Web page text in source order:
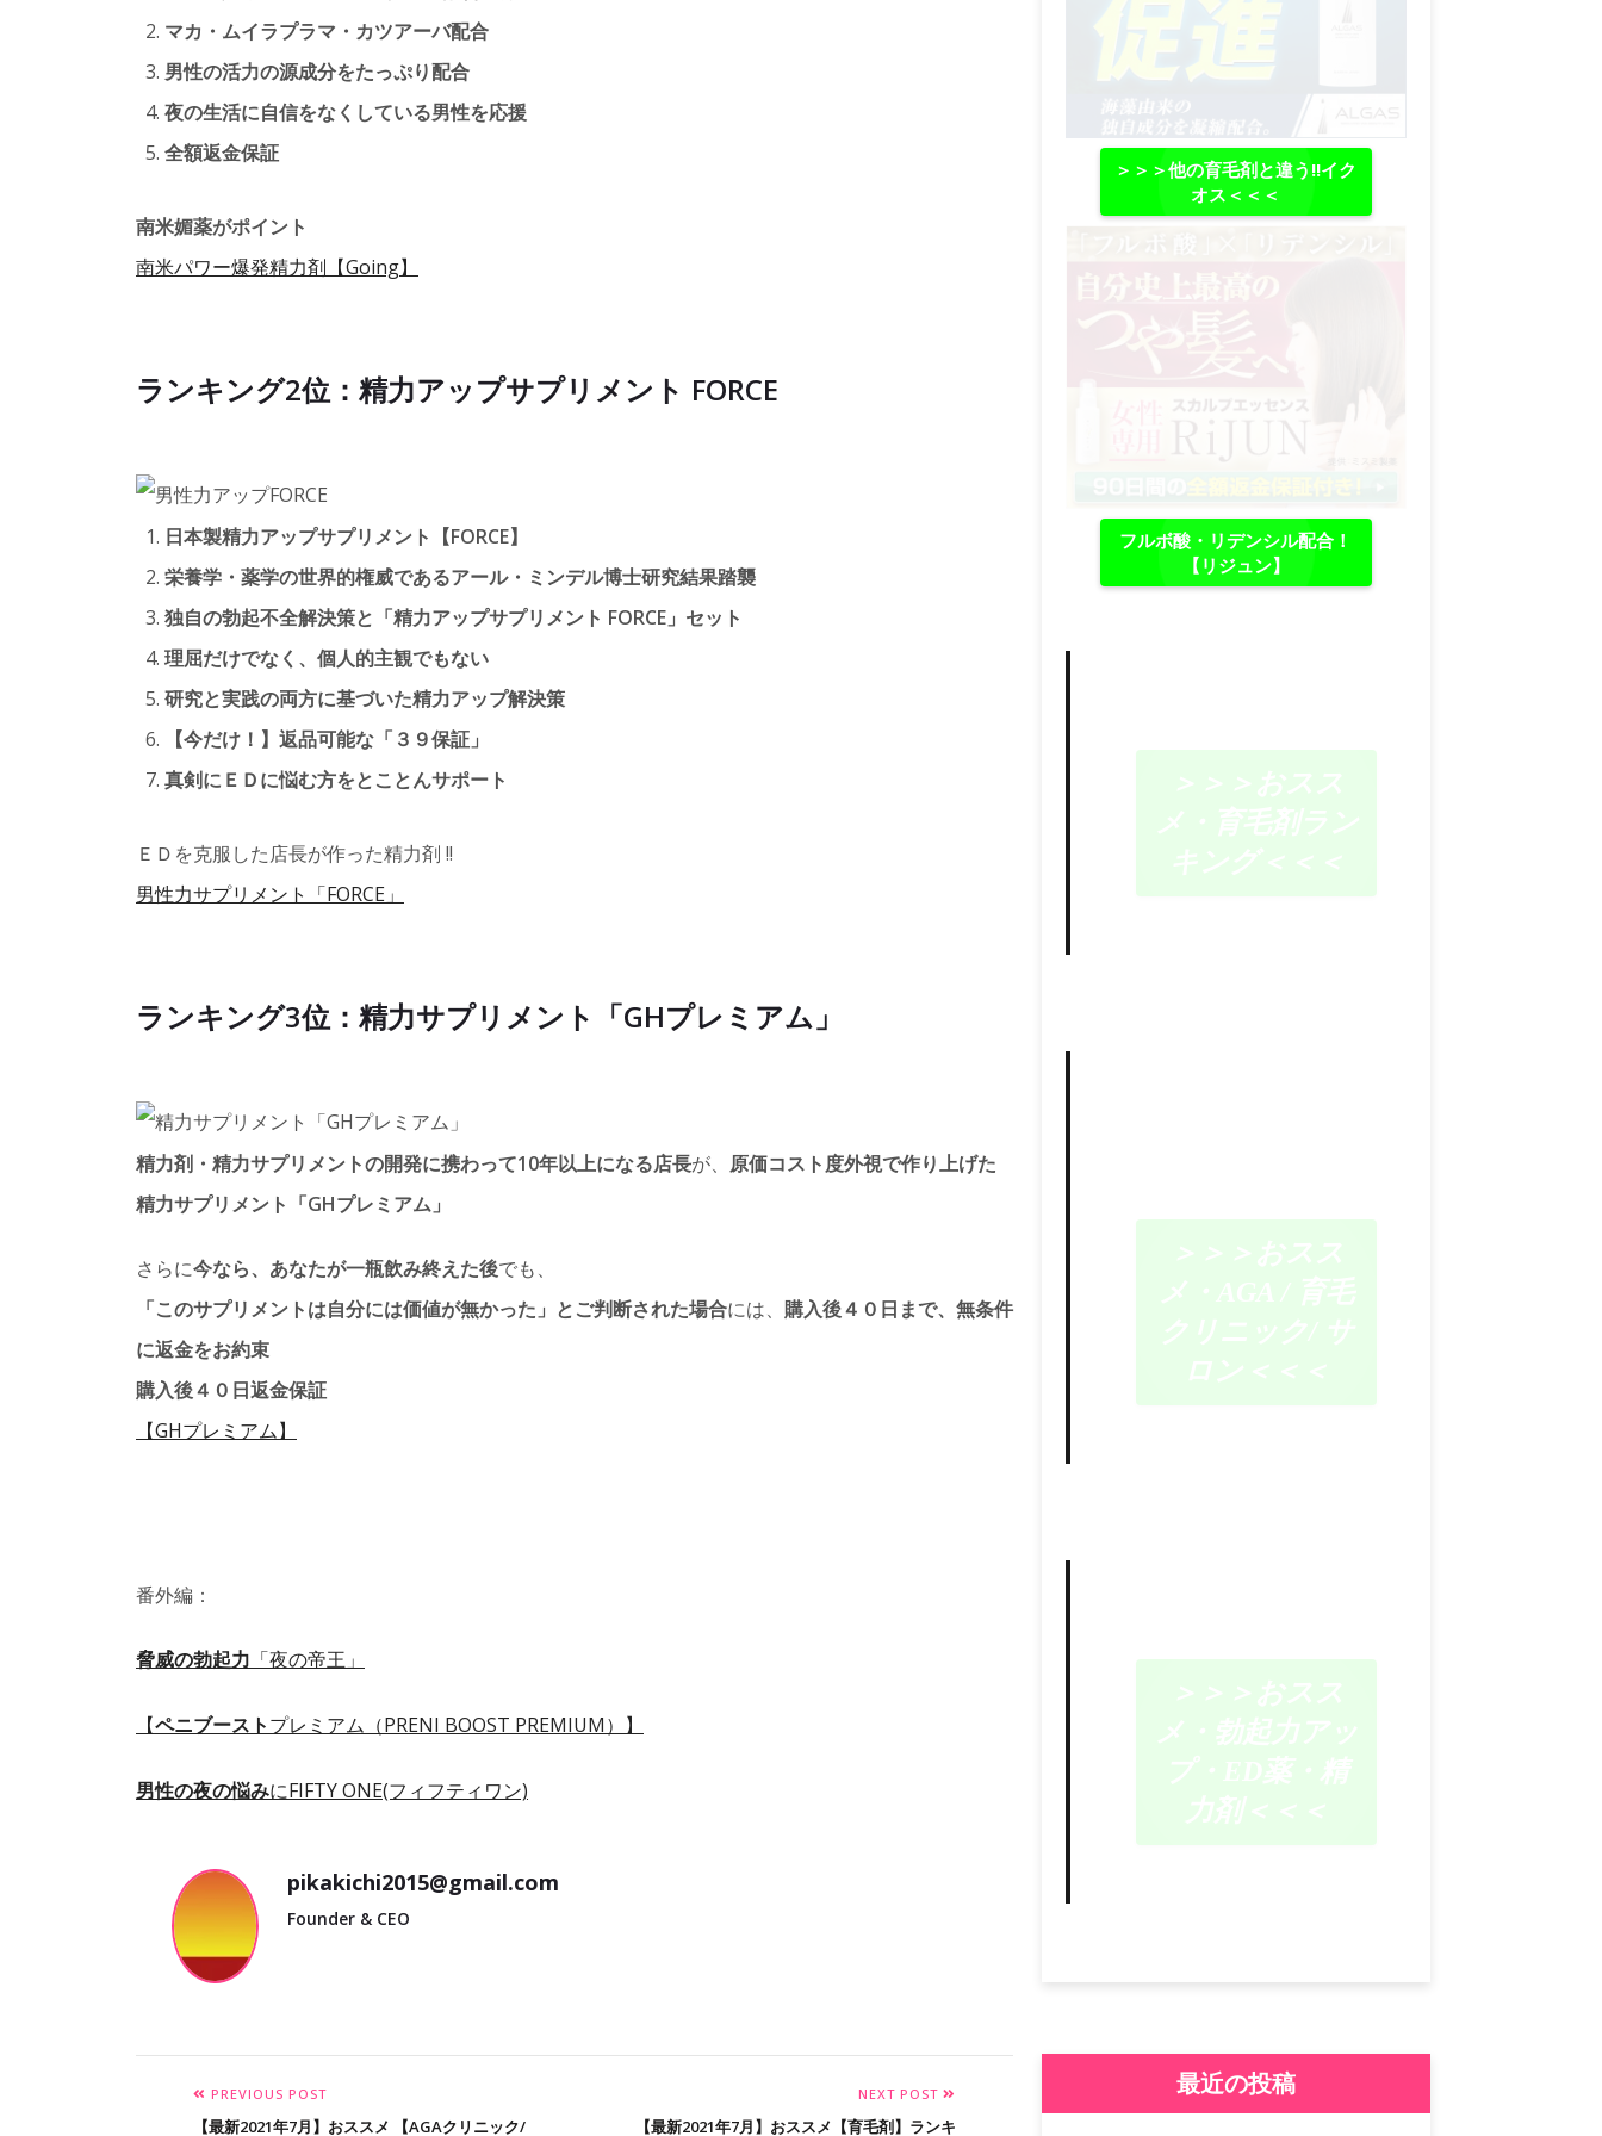
マカ・ムイラプラマ・カツアーバ配合
男性の活力の源成分をたっぷり配合
夜の生活に自信をなくしている男性を応援
全額返金保証
南米媚薬がポイント
南米パワー爆発精力剤【Going】
ランキング2位：精力アップサプリメント FORCE
日本製精力アップサプリメント【FORCE】
栄養学・薬学の世界的権威であるアール・ミンデル博士研究結果踏襲
独自の勃起不全解決策と「精力アップサプリメント FORCE」セット
理屈だけでなく、個人的主観でもない
研究と実践の両方に基づいた精力アップ解決策
【今だけ！】返品可能な「３９保証」
真剣にＥＤに悩む方をとことんサポート
ＥＤを克服した店長が作った精力剤 !!
男性力サプリメント「FORCE」
ランキング3位：精力サプリメント「GHプレミアム」
精力剤・精力サプリメントの開発に携わって10年以上になる店長が、 原価コスト度外視で作り上げた
精力サプリメント「GHプレミアム」
さらに今なら、あなたが一瓶飲み終えた後でも、
「このサプリメントは自分には価値が無かった」とご判断された場合には、 購入後４０日まで、無条件
に返金をお約束
購入後４０日返金保証
【GHプレミアム】
番外編：
脅威の勃起力 「夜の帝王」
【ペニブーストプレミアム（PRENI BOOST PREMIUM）】
男性の夜の悩みにFIFTY ONE(フィフティワン)
pikakichi2015@gmail.com
Founder & CEO
PREVIOUS POST
【最新2021年7月】おススメ 【AGAクリニック/
NEXT POST
【最新2021年7月】おススメ【育毛剤】ランキ
＞＞＞他の育毛剤と違う‼イク
オス＜＜＜
フルボ酸・リデンシル配合！
【リジュン】
最近の投稿